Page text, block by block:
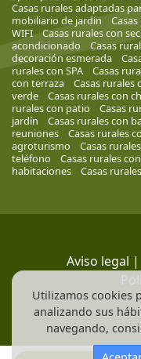
Casas rurales adaptadas
mobiliario de jardín
WIFI
Casas rurales con
acondicionado
Casas
decoración esmerada
rurales con SPA
Casas
con terraza
Casas rurales
verde
Casas rurales con
rurales con patio
Casas
jardín
Casas rurales con
reuniones
Casas rurales
agroturismo
Casas
teléfono
Casas rurales
habitaciones
Casas
Aviso legal |
Utilizamos cookies
analizando sus
navegando,